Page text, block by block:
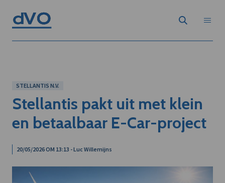
STELLANTIS N.V.
Stellantis pakt uit met klein
en betaalbaar E-Car-project
20/05/2026 OM 13:13 - Luc Willemijns